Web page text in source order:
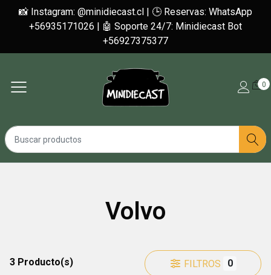
📸 Instagram: @minidiecast.cl | 🕒 Reservas: WhatsApp
+56935171026 | 🤖 Soporte 24/7: Minidiecast Bot
+56927375377
0
Volvo
3 Producto(s) FILTROS 0